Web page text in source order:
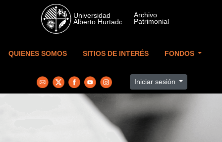
Skip to main content
QUIENES SOMOS SITIOS DE INTERÉS FONDOS
Iniciar sesión